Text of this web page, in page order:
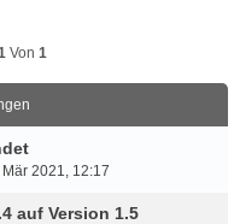
Von 1
Mär 2021, 12:17
auf Version 1.5